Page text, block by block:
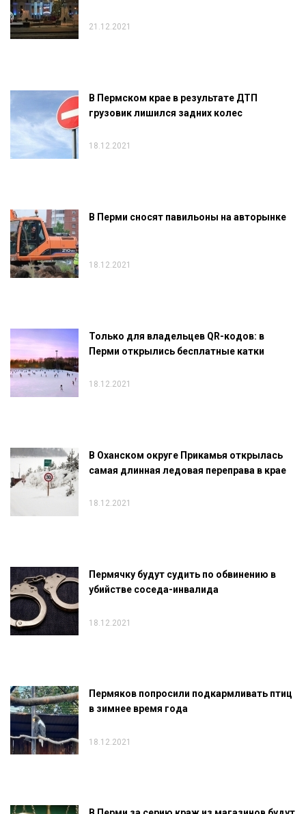
21.12.2021
В Пермском крае в результате ДТП
грузовик лишился задних колес
18.12.2021
В Перми сносят павильоны на авторынке
18.12.2021
Только для владельцев QR-кодов: в
Перми открылись бесплатные катки
18.12.2021
В Оханском округе Прикамья открылась
самая длинная ледовая переправа в крае
18.12.2021
Пермячку будут судить по обвинению в
убийстве соседа-инвалида
18.12.2021
Пермяков попросили подкармливать птиц
в зимнее время года
18.12.2021